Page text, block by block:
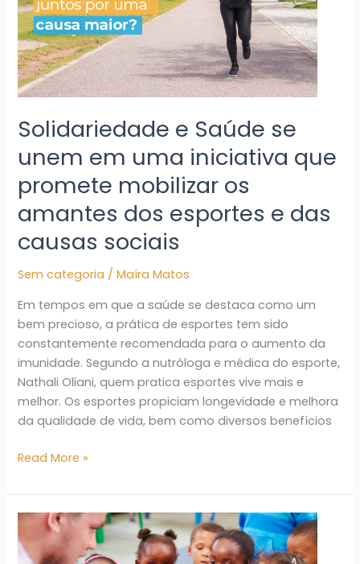
Solidariedade e Saúde se
unem em uma iniciativa que
promete mobilizar os
amantes dos esportes e das
causas sociais
Sem categoria /Maíra Matos
Em tempos em que a saúde se destaca como um
bem precioso, a prática de esportes tem sido
constantemente recomendada para o aumento da
imunidade. Segundo a nutróloga e médica do esporte,
Nathali Oliani, quem pratica esportes vive mais e
melhor. Os esportes propiciam longevidade e melhora
da qualidade de vida, bem como diversos benefícios
em
uma
iniciativa
que
promete
mobilizar
os
amantes
dos
esportes
e
das
causas
sociais
Read More »
A
importância
de